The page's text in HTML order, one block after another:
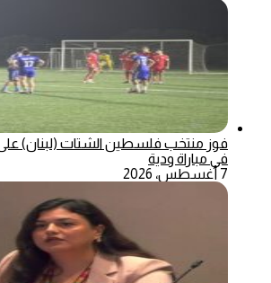
فوز منتخب فلسطين الشتات (لبنان)
في مباراة ودية
7 أغسطس، 2026